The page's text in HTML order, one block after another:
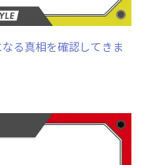
る真相を確認してきま